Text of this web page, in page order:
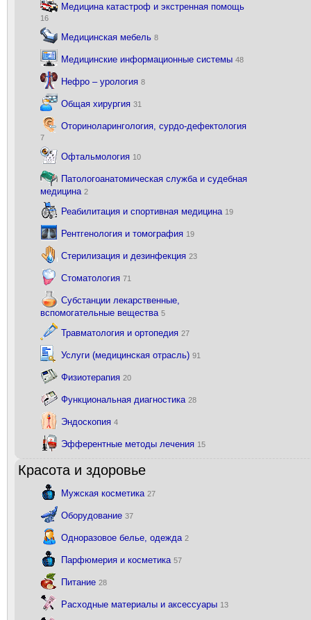
Медицина катастроф и экстренная помощь
16
Медицинская мебель 8
Медицинские информационные системы 48
Нефро – урология 8
Общая хирургия 31
Оториноларингология, сурдо-дефектология
7
Офтальмология 10
Патологоанатомическая служба и судебная
медицина 2
Реабилитация и спортивная медицина 19
Рентгенология и томография 19
Стерилизация и дезинфекция 23
Стоматология 71
Субстанции лекарственные,
вспомогательные вещества 5
Травматология и ортопедия 27
Услуги (медицинская отрасль) 91
Физиотерапия 20
Функциональная диагностика 28
Эндоскопия 4
Эфферентные методы лечения 15
Красота и здоровье
Мужская косметика 27
Оборудование 37
Одноразовое белье, одежда 2
Парфюмерия и косметика 57
Питание 28
Расходные материалы и аксессуары 13